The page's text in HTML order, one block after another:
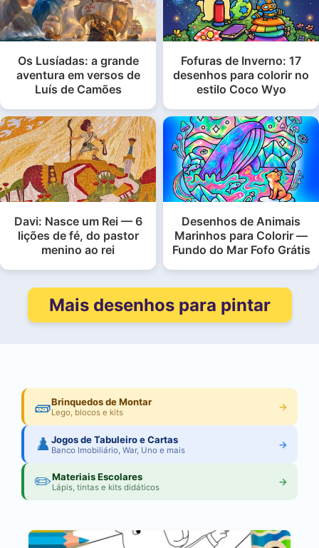
Os Lusíadas: a grande
aventura em versos de
Luís de Camões
Fofuras de Inverno: 17
desenhos para colorir no
estilo Coco Wyo
Davi: Nasce um Rei — 6
lições de fé, do pastor
menino ao rei
Desenhos de Animais
Marinhos para Colorir —
Fundo do Mar Fofo Grátis
Mais desenhos para pintar
🧱Brinquedos de Montar
Lego, blocos e kits →
♟️Jogos de Tabuleiro e Cartas
Banco Imobiliário, War, Uno e mais →
✏️Materiais Escolares
Lápis, tintas e kits didáticos →